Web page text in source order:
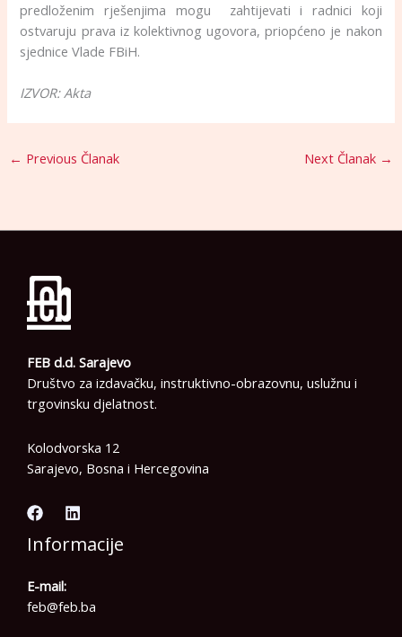
predloženim rješenjima mogu zahtijevati i radnici koji
ostvaruju prava iz kolektivnog ugovora, priopćeno je nakon
sjednice Vlade FBiH.
IZVOR: Akta
← Previous Članak Next Članak →
FEB d.d. Sarajevo
Društvo za izdavačku, instruktivno-obrazovnu, uslužnu i
trgovinsku djelatnost.
Kolodvorska 12
Sarajevo, Bosna i Hercegovina
Informacije
E-mail:
feb@feb.ba